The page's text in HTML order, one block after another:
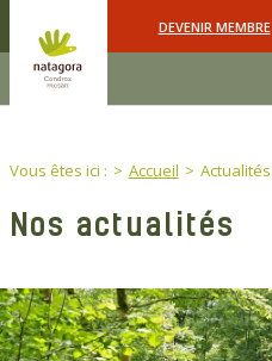
DEVENIR MEMBRE
You are here:
Vous êtes ici : Accueil Actualités
Nos actualités